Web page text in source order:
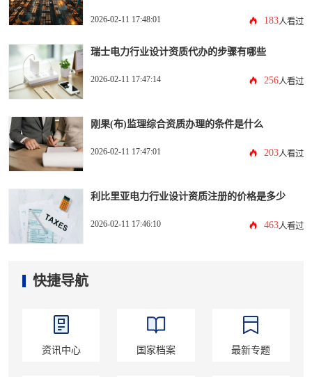
2026-02-11 17:48:01 183人看过
瑞士电力行业设计资质代办的步骤有哪些
2026-02-11 17:47:14 256人看过
刚果(布)监理综合资质办理的条件是什么
2026-02-11 17:47:01 203人看过
利比里亚电力行业设计资质注册的价格是多少
2026-02-11 17:46:10 463人看过
快捷导航
资讯中心 国家档案 最新专题